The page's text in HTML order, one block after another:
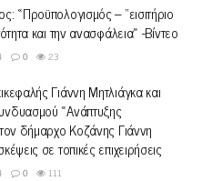
«Προϋπολογισμός – “εισιτήριο
και την ανασφάλεια» -Βίντεο
0 23
Γιάννη Μητλιάγκα και
«Ανάπτυξης
δήμαρχο Κοζάνης Γιάννη
σε τοπικές επιχειρήσεις
0 111